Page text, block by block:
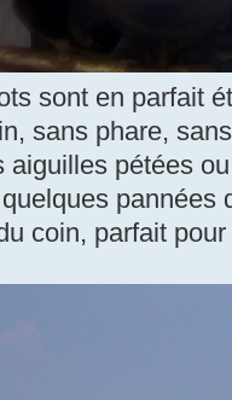
sont en parfait
sans phare,
aiguilles pétées
pannées
coin, parfait